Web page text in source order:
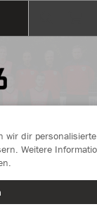
MTV 1846
wir dir personalisierte
Weitere